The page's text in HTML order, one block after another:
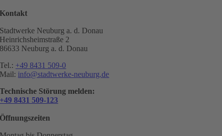
Kontakt
Stadtwerke Neuburg a. d. Donau
Heinrichsheimstraße 2
86633 Neuburg a. d. Donau
Tel.: +49 8431 509-0
Mail: info@stadtwerke-neuburg.de
Technische Störung melden:
+49 8431 509-123
Öffnungszeiten